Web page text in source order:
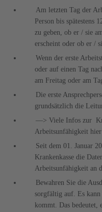
Am letzten Tag der
Person bis spätestens
zu geben, ob er / sie
erscheint oder ob er /
Wenn der erste
oder auf einen Tag
am Freitag oder am
Die erste
grundsätzlich die
—> Viele Infos zur
Arbeitsunfähigkeit
Seit dem 01. Januar
Krankenkasse die
Arbeitsunfähigkeit an
Bewahren Sie die
sorgfältig auf. Es kann
kommt. Das bedeutet,